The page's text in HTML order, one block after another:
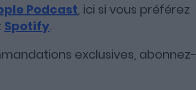
Podcast, ici si vous préférez
Spotify.
exclusives, abonnez-